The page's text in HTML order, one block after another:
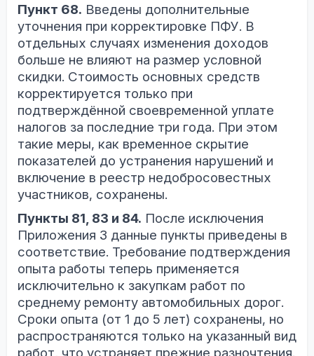
Пункт 68. Введены дополнительные
уточнения при корректировке ПФУ. В
отдельных случаях изменения доходов
больше не влияют на размер условной
скидки. Стоимость основных средств
корректируется только при
подтверждённой своевременной уплате
налогов за последние три года. При этом
такие меры, как временное скрытие
показателей до устранения нарушений и
включение в реестр недобросовестных
участников, сохранены.
Пункты 81, 83 и 84. После исключения
Приложения 3 данные пункты приведены в
соответствие. Требование подтверждения
опыта работы теперь применяется
исключительно к закупкам работ по
среднему ремонту автомобильных дорог.
Сроки опыта (от 1 до 5 лет) сохранены, но
распространяются только на указанный вид